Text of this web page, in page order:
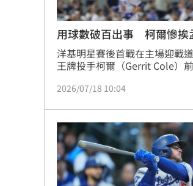
總預算200多案保留 藍
伊朗戰爭無解 美最高
漢光42／驗證即修即
川普提名布蘭希任司
斷交19年看見台灣實力
國際油價仍高「下週是
用球數破百出事 柯爾慘挨
洋基明星賽後首戰在主場迎戰
王牌投手柯爾（Gerrit Cole）
上續投慘挨孟西（Max Muncy
2026/07/18 10:04